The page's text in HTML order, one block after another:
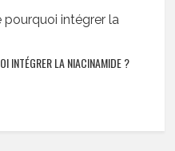
INTÉGRER LA NIACINAMIDE ?